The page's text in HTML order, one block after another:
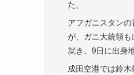
た。
アフガニスタン
が、ガニ大統領
就き、9日に出身
成田空港では鈴